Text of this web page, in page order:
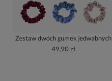
Zestaw dwóch gumek jedwabnych
49,90 zł